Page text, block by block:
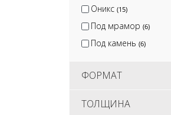
Оникс (15)
Под мрамор (6)
Под камень (6)
ФОРМАТ
ТОЛЩИНА